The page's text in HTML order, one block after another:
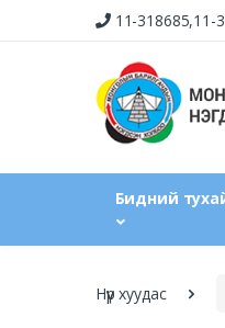
11-318685,11-
Бидний
Нүүр хуудас